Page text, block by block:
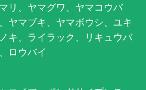
リ、ヤマグワ、ヤマコウバ
ヤマブキ、ヤマボウシ、ユキ
キ、ライラック、リキュウバ
ロウバイ